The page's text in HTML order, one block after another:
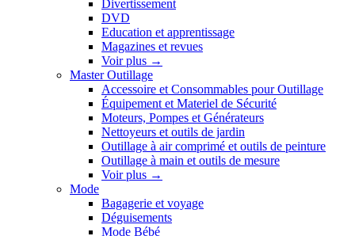
Divertissement
DVD
Education et apprentissage
Magazines et revues
Voir plus →
Master Outillage
Accessoire et Consommables pour Outillage
Équipement et Materiel de Sécurité
Moteurs, Pompes et Générateurs
Nettoyeurs et outils de jardin
Outillage à air comprimé et outils de peinture
Outillage à main et outils de mesure
Voir plus →
Mode
Bagagerie et voyage
Déguisements
Mode Bébé